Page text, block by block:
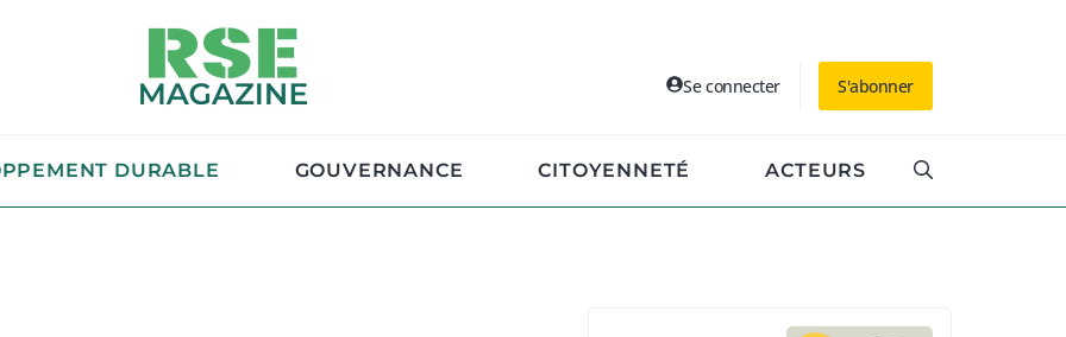
Se connecter S'abonner
DURABLE GOUVERNANCE CITOYENNETÉ ACTEURS